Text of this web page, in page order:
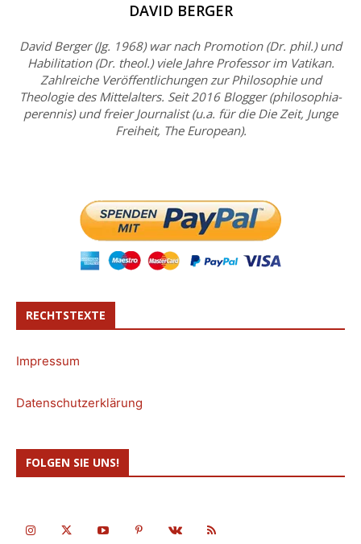
DAVID BERGER
David Berger (Jg. 1968) war nach Promotion (Dr. phil.) und
Habilitation (Dr. theol.) viele Jahre Professor im Vatikan.
Zahlreiche Veröffentlichungen zur Philosophie und
Theologie des Mittelalters. Seit 2016 Blogger (philosophia-
perennis) und freier Journalist (u.a. für die Die Zeit, Junge
Freiheit, The European).
RECHTSTEXTE
Impressum
Datenschutzerklärung
FOLGEN SIE UNS!